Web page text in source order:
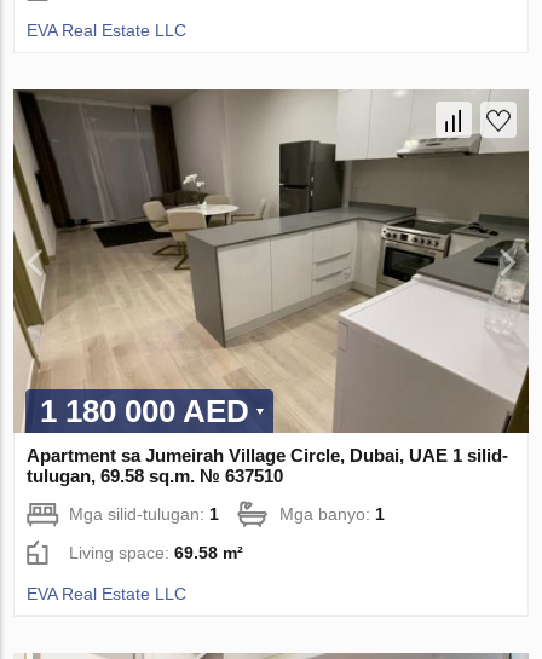
EVA Real Estate LLC
1 180 000 AED
Apartment sa Jumeirah Village Circle, Dubai, UAE 1 silid-
tulugan, 69.58 sq.m. № 637510
Mga silid-tulugan: 1 Mga banyo: 1
Living space:69.58 m²
EVA Real Estate LLC